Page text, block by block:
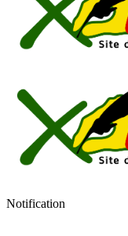
Notification